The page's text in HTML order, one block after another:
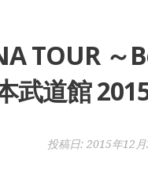
TOUR
武道館
投稿日: 2015年12